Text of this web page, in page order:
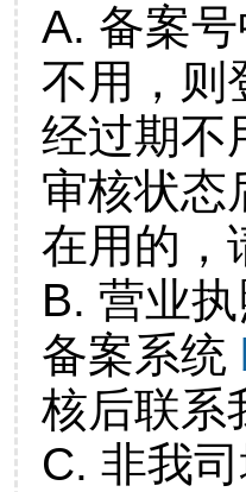
A. 备案
不用，则
经过期不
审核状态
在用的，
B. 营业
备案系统
核后联系
C. 非我